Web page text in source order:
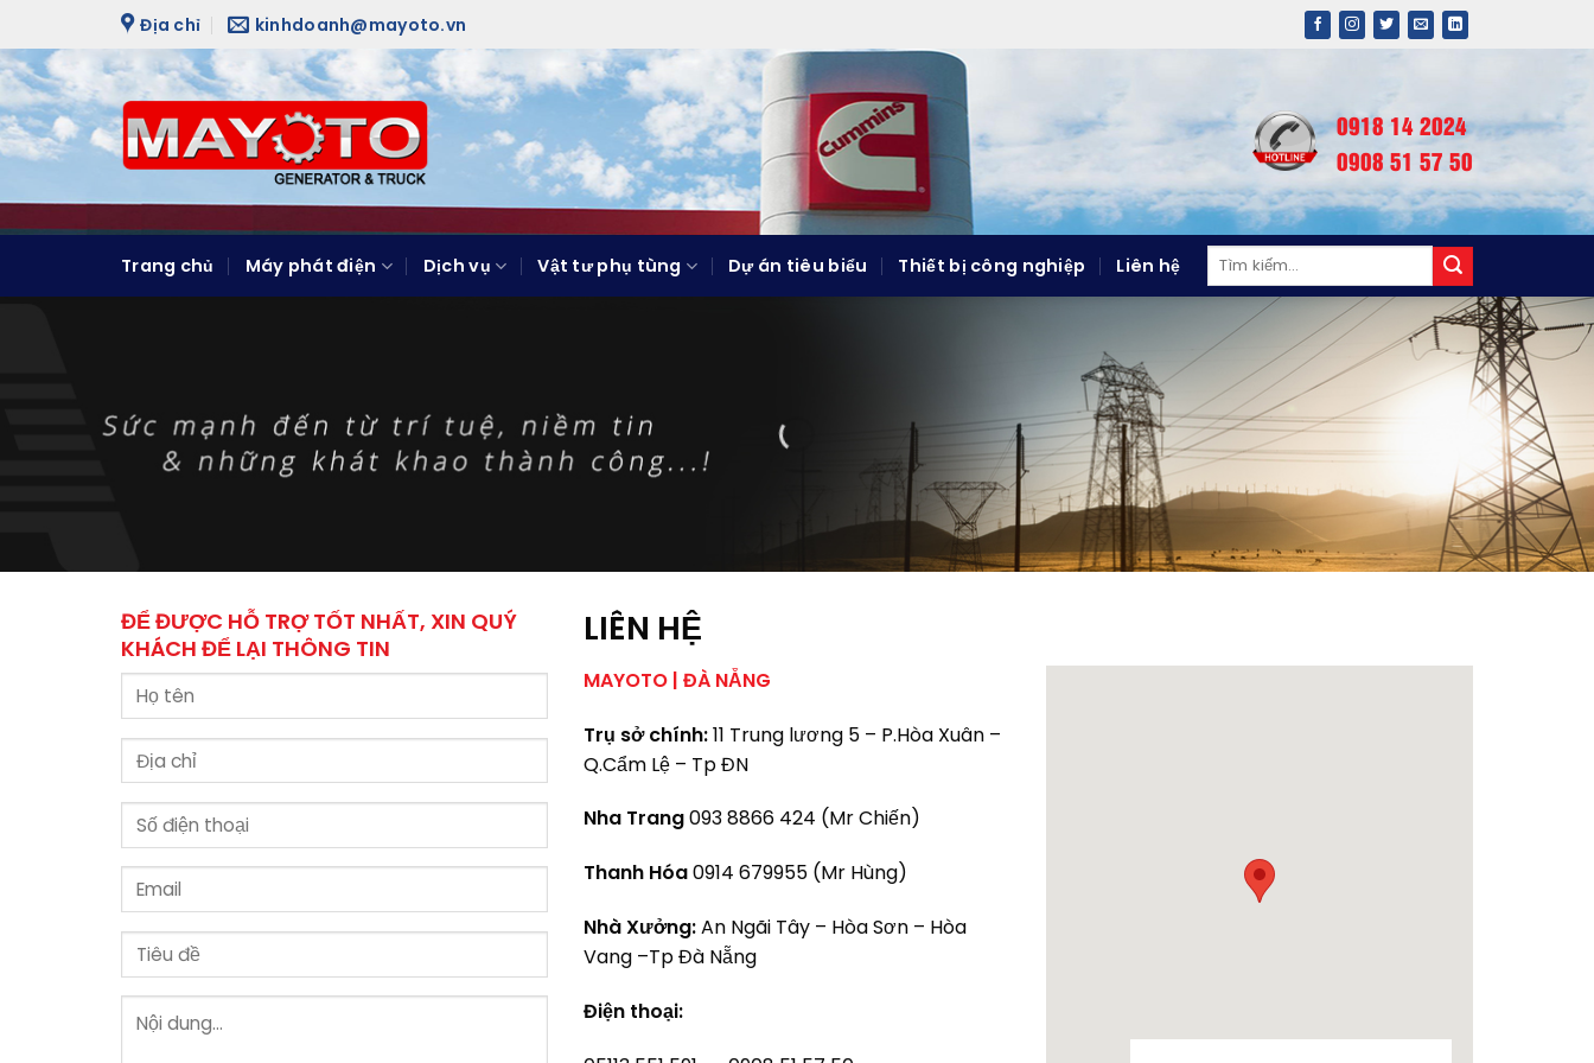
to
content
Địa chỉ kinhdoanh@mayoto.vn
0918 14 2024
0908 51 57 50
Trang chủ Máy phát điện Dịch vụ Vật tư phụ tùng Dự án tiêu biểu Thiết bị công nghiệp Liên hệ
Tìm
kiếm:
ĐỂ ĐƯỢC HỖ TRỢ TỐT NHẤT, XIN QUÝ
KHÁCH ĐỂ LẠI THÔNG TIN
LIÊN HỆ
MAYOTO | ĐÀ NẴNG
Trụ sở chính:11 Trung lương 5 – P.Hòa Xuân –
Q.Cẩm Lệ – Tp ĐN
Nha Trang093 8866 424 (Mr Chiến)
Thanh Hóa0914 679955 (Mr Hùng)
Nhà Xưởng:An Ngãi Tây – Hòa Sơn – Hòa
Vang –Tp Đà Nẵng
Điện thoại: